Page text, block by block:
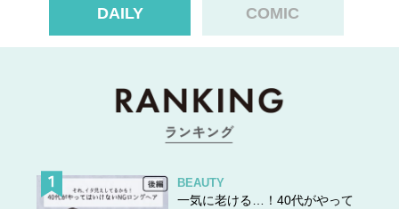
DAILY COMIC
BEAUTY
一気に老ける…！40代がやって